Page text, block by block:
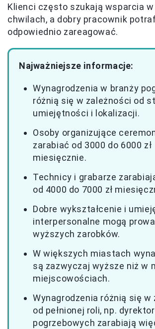
Klienci często szukają wsparcia
chwilach, a dobry pracownik
odpowiednio zareagować.
Najważniejsze informacje:
Wynagrodzenia w branży
różnią się w zależności od
umiejętności i lokalizacji.
Osoby organizujące
zarabiać od 3000 do 6000 zł
miesięcznie.
Technicy i grabarze
od 4000 do 7000 zł
Dobre wykształcenie i
interpersonalne mogą
wyższych zarobków.
W większych miastach
są zazwyczaj wyższe niż w
miejscowościach.
Wynagrodzenia różnią się w
od pełnionej roli, np.
pogrzebowych zarabiają